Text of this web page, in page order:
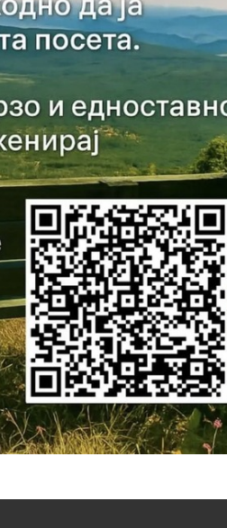
РЕТКИ И ЕНДЕМИЧНИ ВИДОВИ
Костадиновски, Сара В.
ретки и ендемични растенија од
Boiss. & Heldr. и Helichrysum
НАЦИОНАЛЕН
STATISTICS
- 150,000+
- 24,151
- 3,279